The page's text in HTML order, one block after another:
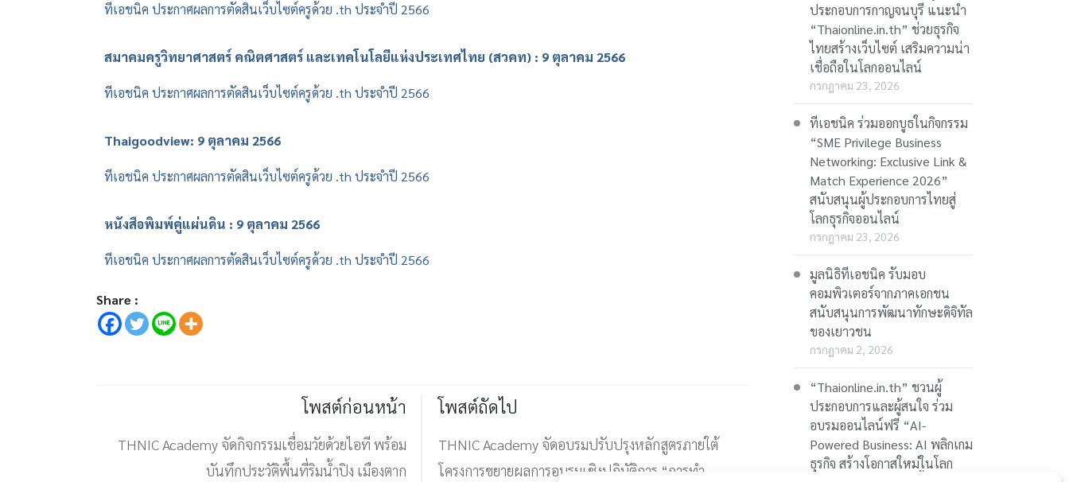
ทีเอชนิค ประกาศผลการตัดสินเว็บไซต์ครูด้วย .th ประจำปี 2566
สมาคมครูวิทยาศาสตร์ คณิตศาสตร์ และเทคโนโลยีแห่งประเทศไทย (สวคท) : 9 ตุลาคม 2566
ทีเอชนิค ประกาศผลการตัดสินเว็บไซต์ครูด้วย .th ประจำปี 2566
Thaigoodview: 9 ตุลาคม 2566
ทีเอชนิค ประกาศผลการตัดสินเว็บไซต์ครูด้วย .th ประจำปี 2566
หนังสือพิมพ์คู่แผ่นดิน : 9 ตุลาคม 2566
ทีเอชนิค ประกาศผลการตัดสินเว็บไซต์ครูด้วย .th ประจำปี 2566
Share :
โพสต์ก่อนหน้า
THNIC Academy จัดกิจกรรมเชื่อมวัยด้วยไอที พร้อม
บันทึกประวัติพื้นที่ริมน้ำปิง เมืองตาก
โพสต์ถัดไป
THNIC Academy จัดอบรมปรับปรุงหลักสูตรภายใต้
โครงการขยายผลการอบรมเชิงปฏิบัติการ “การทำ
ประกอบการกาญจนบุรี แนะนำ
“Thaionline.in.th” ช่วยธุรกิจ
ไทยสร้างเว็บไซต์ เสริมความน่า
เชื่อถือในโลกออนไลน์
กรกฎาคม 23, 2026
ทีเอชนิค ร่วมออกบูธในกิจกรรม
“SME Privilege Business
Networking: Exclusive Link &
Match Experience 2026”
สนับสนุนผู้ประกอบการไทยสู่
โลกธุรกิจออนไลน์
กรกฎาคม 23, 2026
มูลนิธิทีเอชนิค รับมอบ
คอมพิวเตอร์จากภาคเอกชน
สนับสนุนการพัฒนาทักษะดิจิทัล
ของเยาวชน
กรกฎาคม 2, 2026
“Thaionline.in.th” ชวนผู้
ประกอบการและผู้สนใจ ร่วม
อบรมออนไลน์ฟรี “AI-
Powered Business: AI พลิกเกม
ธุรกิจ สร้างโอกาสใหม่ในโลก